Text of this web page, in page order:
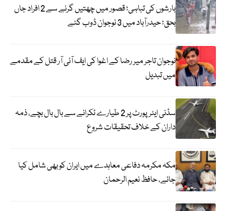
بارشوں کی تباہی؛ قصور میں چھتیں گرنے سے 2 افراد جاں
بحق؛ حیدرآباد میں 3 نوجوان ڈوب گئے
نوجوان تاجر میر رضا کے اغوا کی ایف آئی آر قتل کے مقدمے
میں تبدیل
سڈنی ایئرپورٹ پر 2 طیارے ٹکرانے سے بال بال بچے، ذمہ
داران کے خلاف تحقیقات شروع
مکہ مکرمہ دفاعی معاہدے میں ایران کو بھی شامل کیا
جائے، حافظ نعیم الرحمان